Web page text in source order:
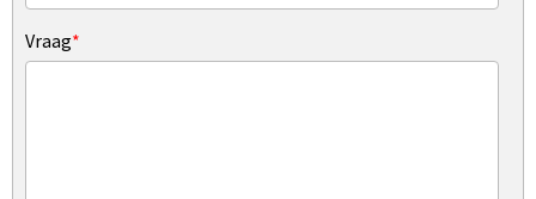
Vraag*